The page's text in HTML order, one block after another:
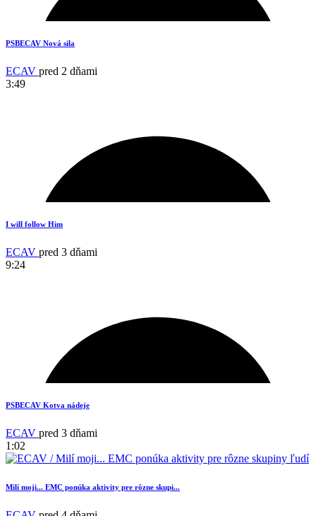
2
17
PSBECAV Nová sila
ECAV pred 2 dňami
3:49
1
I will follow Him
ECAV pred 3 dňami
9:24
PSBECAV Kotva nádeje
ECAV pred 3 dňami
1:02
Milí moji... EMC ponúka aktivity pre rôzne skupi...